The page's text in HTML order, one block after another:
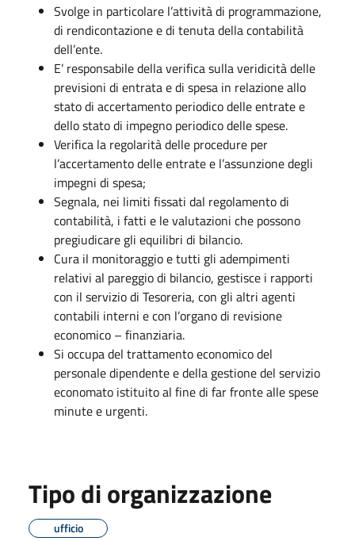
Svolge in particolare l’attività di programmazione,
di rendicontazione e di tenuta della contabilità
dell’ente.
E’ responsabile della verifica sulla veridicità delle
previsioni di entrata e di spesa in relazione allo
stato di accertamento periodico delle entrate e
dello stato di impegno periodico delle spese.
Verifica la regolarità delle procedure per
l’accertamento delle entrate e l’assunzione degli
impegni di spesa;
Segnala, nei limiti fissati dal regolamento di
contabilità, i fatti e le valutazioni che possono
pregiudicare gli equilibri di bilancio.
Cura il monitoraggio e tutti gli adempimenti
relativi al pareggio di bilancio, gestisce i rapporti
con il servizio di Tesoreria, con gli altri agenti
contabili interni e con l’organo di revisione
economico – finanziaria.
Si occupa del trattamento economico del
personale dipendente e della gestione del servizio
economato istituito al fine di far fronte alle spese
minute e urgenti.
Tipo di organizzazione
ufficio